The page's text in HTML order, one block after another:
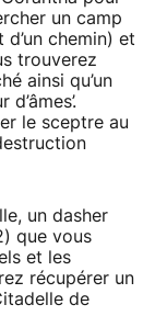
un camp
chemin) et
trouverez
ainsi qu’un
le sceptre au
un dasher
que vous
et les
récupérer un
de